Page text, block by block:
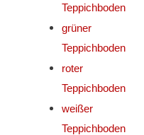
Teppichboden
grüner
Teppichboden
roter
Teppichboden
weißer
Teppichboden